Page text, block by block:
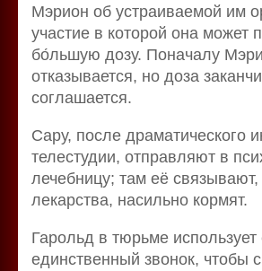
Мэрион об устраиваемой им
участие в которой она может
бо́льшую дозу. Поначалу
отказывается, но доза
соглашается.
Сару, после драматического
телестудии, отправляют в
лечебницу; там её
лекарства, насильно кормят.
Гарольд в тюрьме использует
единственный звонок, чтобы